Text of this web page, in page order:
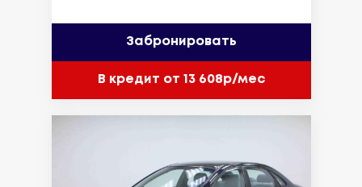
Забронировать
В кредит от 13 608р/мес